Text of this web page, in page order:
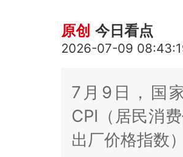
原创 今日看点
2026-07-09
7月9日，国
CPI（居民消
出厂价格指数